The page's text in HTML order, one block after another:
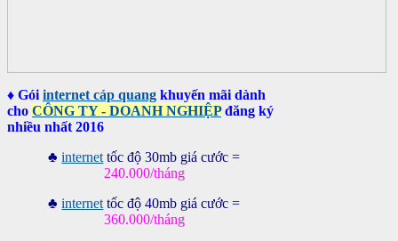
♦ Gói internet cáp quang khuyến mãi dành
cho CÔNG TY - DOANH NGHIỆPđăng ký
nhiều nhất 2016
♣internet tốc độ 30mb giá cước =
240.000/tháng
♣internet tốc độ 40mb giá cước =
360.000/tháng